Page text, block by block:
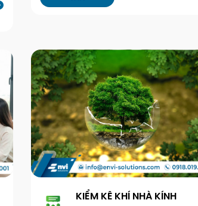
KIỂM KÊ KHÍ NHÀ KÍNH